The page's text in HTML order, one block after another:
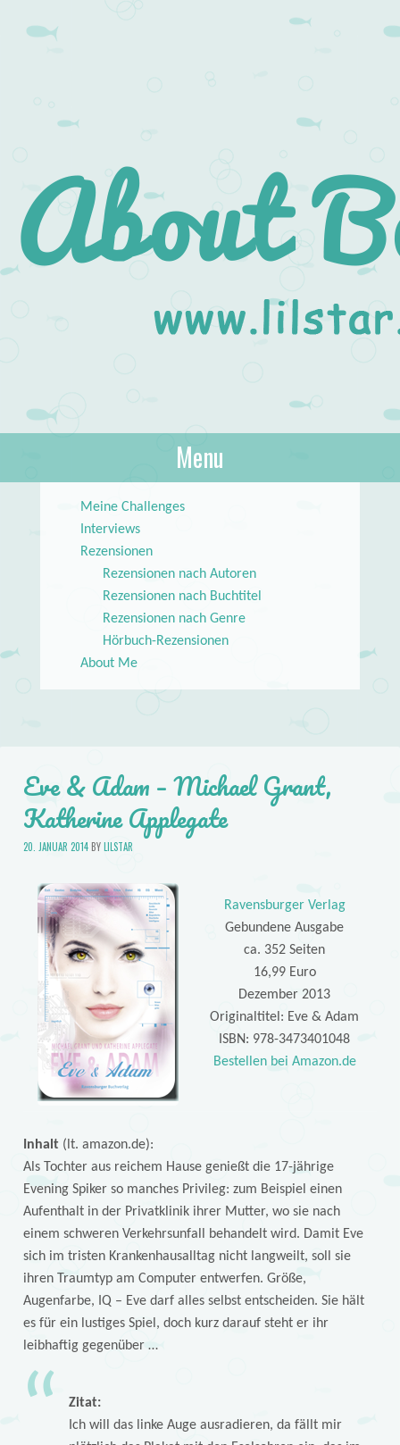
About Books
lilstar.de
Menu
Meine Challenges
Interviews
Rezensionen
Rezensionen nach Autoren
Rezensionen nach Buchtitel
Rezensionen nach Genre
Hörbuch-Rezensionen
About Me
Eve & Adam – Michael Grant,
Katherine Applegate
20. JANUAR 2014BYLILSTAR
Ravensburger Verlag
Gebundene Ausgabe
ca. 352 Seiten
16,99 Euro
Dezember 2013
Originaltitel: Eve & Adam
ISBN: 978-3473401048
Bestellen bei Amazon.de
Inhalt (lt. amazon.de):
Als Tochter aus reichem Hause genießt die 17-jährige
Evening Spiker so manches Privileg: zum Beispiel einen
Aufenthalt in der Privatklinik ihrer Mutter, wo sie nach
einem schweren Verkehrsunfall behandelt wird. Damit Eve
sich im tristen Krankenhausalltag nicht langweilt, soll sie
ihren Traumtyp am Computer entwerfen. Größe,
Augenfarbe, IQ – Eve darf alles selbst entscheiden. Sie hält
es für ein lustiges Spiel, doch kurz darauf steht er ihr
leibhaftig gegenüber …
Zitat:
Ich will das linke Auge ausradieren, da fällt mir